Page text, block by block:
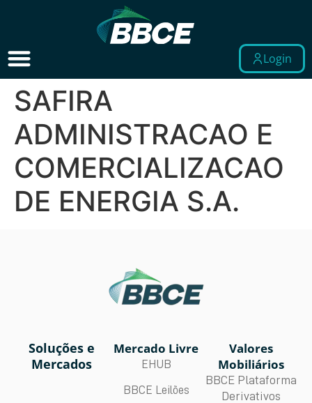
Login
SAFIRA
ADMINISTRACAO E
COMERCIALIZACAO
DE ENERGIA S.A.
Soluções e
Mercados
Mercado Livre
EHUB
BBCE Leilões
Valores
Mobiliários
BBCE Plataforma
Derivativos